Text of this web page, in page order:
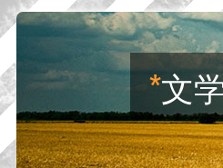
*文